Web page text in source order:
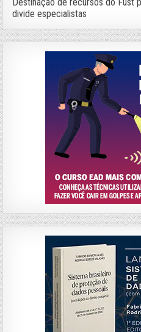
divide especialistas